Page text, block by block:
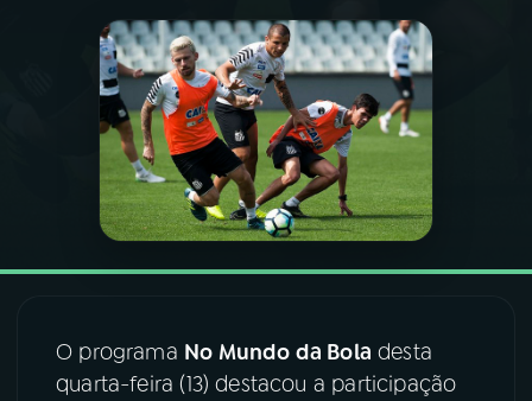
PROGRAMAS
PODCASTS
VIDEOCASTS
08 FESTIVAL DE MÚSICA
O programa No Mundo da Bola desta
quarta-feira (13) destacou a participação